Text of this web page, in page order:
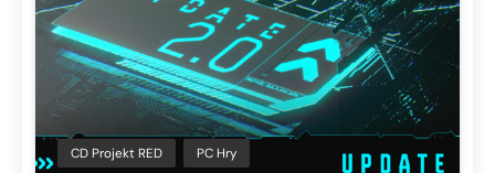
CD Projekt RED PC Hry